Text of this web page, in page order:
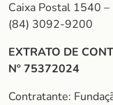
Caixa Postal 1540
(84) 3092-9200
EXTRATO DE
Nº 75372024
Contratante: